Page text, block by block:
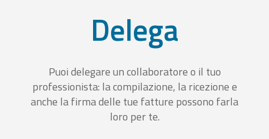
Delega
Puoi delegare un collaboratore o il tuo
professionista: la compilazione, la ricezione e
anche la firma delle tue fatture possono farla
loro per te.